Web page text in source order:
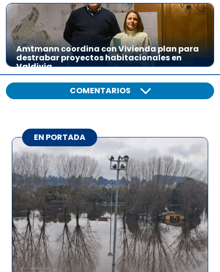
Amtmann coordina con Vivienda plan para
destrabar proyectos habitacionales en
Valdivia
COMENTARIOS
EN PORTADA